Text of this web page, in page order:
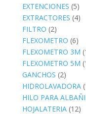
EXTENCIONES (5)
EXTRACTORES (4)
FILTRO (2)
FLEXOMETRO (6)
FLEXOMETRO 3M
FLEXOMETRO 5M
GANCHOS (2)
HIDROLAVADORA
HILO PARA
HOJALATERIA (12)